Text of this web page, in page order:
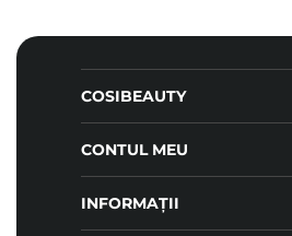
COSIBEAUTY
CONTUL MEU
INFORMAȚII